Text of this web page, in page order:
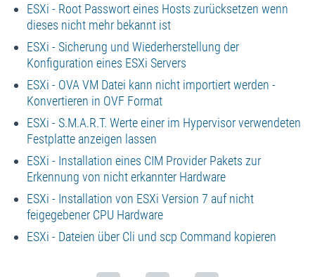
ESXi - Root Passwort eines Hosts zurücksetzen wenn
dieses nicht mehr bekannt ist
ESXi - Sicherung und Wiederherstellung der
Konfiguration eines ESXi Servers
ESXi - OVA VM Datei kann nicht importiert werden -
Konvertieren in OVF Format
ESXi - S.M.A.R.T. Werte einer im Hypervisor verwendeten
Festplatte anzeigen lassen
ESXi - Installation eines CIM Provider Pakets zur
Erkennung von nicht erkannter Hardware
ESXi - Installation von ESXi Version 7 auf nicht
feigegebener CPU Hardware
ESXi - Dateien über Cli und scp Command kopieren